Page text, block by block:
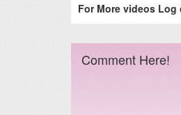
For More videos Log
Comment Here!